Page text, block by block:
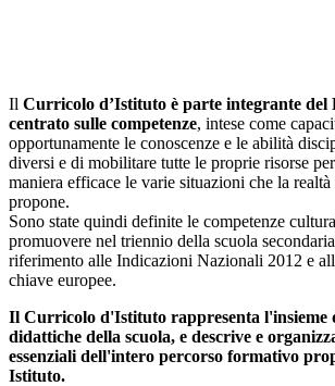
Il Curricolo d’Istituto è parte integrante del
centrato sulle competenze, intese come
opportunamente le conoscenze e le abilità
diversi e di mobilitare tutte le proprie risorse
maniera efficace le varie situazioni che la
propone.
Sono state quindi definite le competenze
promuovere nel triennio della scuola
riferimento alle Indicazioni Nazionali 2012 e
chiave europee.
Il Curricolo d'Istituto rappresenta l'insieme
didattiche della scuola, e descrive e
essenziali dell'intero percorso formativo
Istituto.